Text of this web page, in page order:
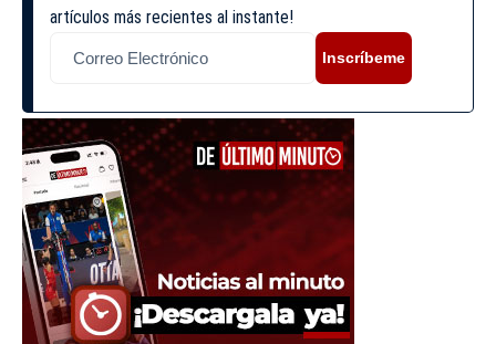
artículos más recientes al instante!
Inscríbeme